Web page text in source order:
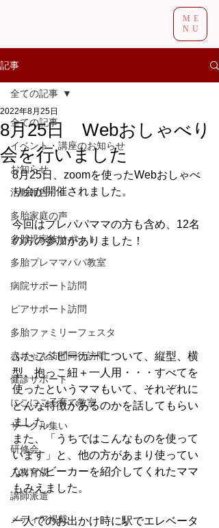
ME
NU
記事
全ての記事
イベント・講座のお知らせ
お知らせ
活動報告
多胎家庭の声
多胎児家族サポート
多胎プレママパパ教室
病院サポート訪問
ピアサポート訪問
多胎ファミリーフェスタ
赤ちゃん訪問同行訪問
健診サポート
にこにこ子育て教室
サークル集い
研修会
人材育成
講師派遣
メディア掲載
全ての記事
8月25日 Webおしゃべり
会を行いました
2022年8月25日
8月25日、zoomを使ったWebおしゃべ
り会が開催されました。
今回はプレパパママの方も含め、12名
の方の参加がありました！
ふたごベビーカーについて、縦型、横
型、抱っこ紐＋一人用・・・すべてを
使ったというママもいて、それぞれに
どんな特徴があるのかを話してもらい
ました。
また、「うちではこんなものを使って
います」と、他の方があまり使ってい
ないベビーカーを紹介してくれたママ
もみえました。
一人でのお出かけ時に駅でエレベータ